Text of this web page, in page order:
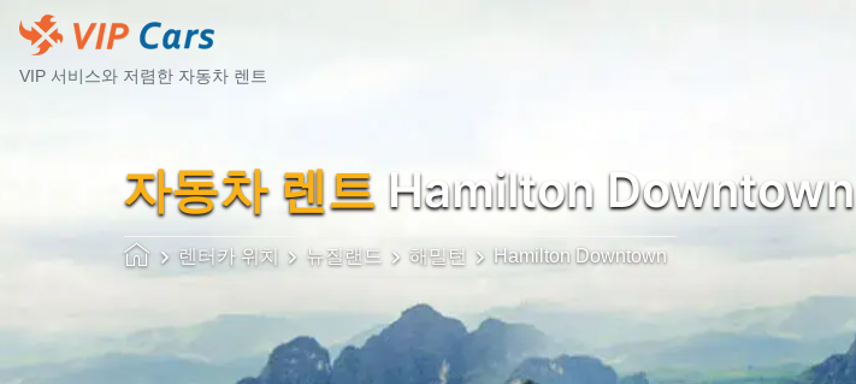
VIP 서비스와 저렴한 자동차 렌트
자동차 렌트 Hamilton Downtown
렌터카 위치 뉴질랜드 해밀턴 Hamilton Downtown